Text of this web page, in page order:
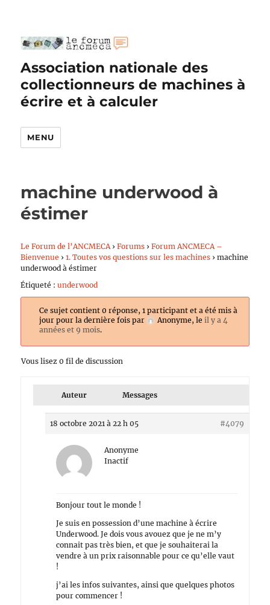
Association nationale des
collectionneurs de machines à
écrire et à calculer
MENU
machine underwood à
éstimer
Le Forum de l’ANCMECA › Forums › Forum ANCMECA –
Bienvenue › 1. Toutes vos questions sur les machines › machine
underwood à éstimer
Étiqueté :underwood
Ce sujet contient 0 réponse, 1 participant et a été mis à
jour pour la dernière fois par
Anonyme, le il y a 4
années et 9 mois.
Vous lisez 0 fil de discussion
Auteur Messages
18 octobre 2021 à 22 h 05 #4079
Anonyme
Inactif
Bonjour tout le monde !
Je suis en possession d’une machine à écrire
Underwood. Je dois vous avouez que je ne m’y
connait pas très bien, et que je souhaiterai la
vendre à un prix raisonnable pour ce qu’elle vaut
!
j’ai les infos suivantes, ainsi que quelques photos
pour commencer !